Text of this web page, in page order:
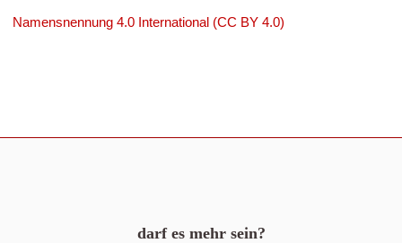
Namensnennung 4.0 International (CC BY 4.0)
darf es mehr sein?